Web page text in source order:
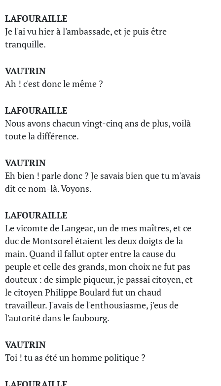
LAFOURAILLE
Je l'ai vu hier à l'ambassade, et je puis être
tranquille.
VAUTRIN
Ah ! c'est donc le même ?
LAFOURAILLE
Nous avons chacun vingt-cinq ans de plus, voilà
toute la différence.
VAUTRIN
Eh bien ! parle donc ? Je savais bien que tu m'avais
dit ce nom-là. Voyons.
LAFOURAILLE
Le vicomte de Langeac, un de mes maîtres, et ce
duc de Montsorel étaient les deux doigts de la
main. Quand il fallut opter entre la cause du
peuple et celle des grands, mon choix ne fut pas
douteux : de simple piqueur, je passai citoyen, et
le citoyen Philippe Boulard fut un chaud
travailleur. J'avais de l'enthousiasme, j'eus de
l'autorité dans le faubourg.
VAUTRIN
Toi ! tu as été un homme politique ?